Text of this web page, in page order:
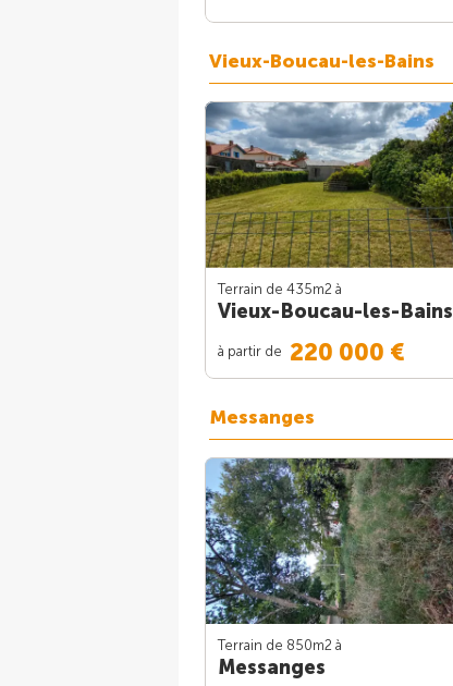
Vieux-Boucau-les-Bains
Terrain de 435m2 à
Vieux-Boucau-les-Bains
à partir de 220 000 €
Messanges
Terrain de 850m2 à
Messanges